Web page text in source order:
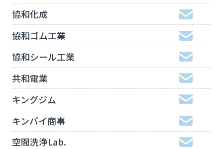
協和化成
協和ゴム工業
協和シール工業
共和電業
キングジム
キンパイ商事
空間洗浄Lab.